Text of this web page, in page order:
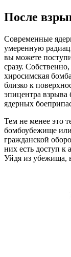
После
Современные
умеренную
вы можете
сразу.
хиросимская
близко к
эпицентра взрыва
ядерных
Тем не менее это
бомбоубежище
гражданской
них есть доступ
Уйдя из убежища,